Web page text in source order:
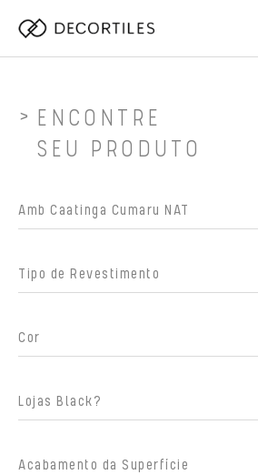
ENCONTRE
SEU PRODUTO
Tipo de Revestimento
Cor
Lojas Black?
Acabamento da Superfície